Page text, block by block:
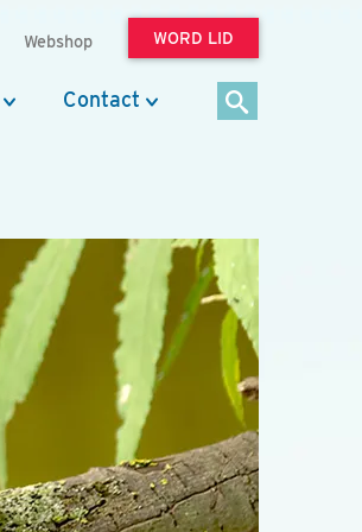
Webshop WORD LID
Contact